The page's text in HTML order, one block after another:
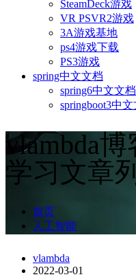
SteamDeck游戏
VR PSVR2游戏
3A游戏基地
ps4游戏下载
PS3游戏
spring中文文档
spring6中文文档
springboot3中
vlambda博
学习文章
首页
人工智能
vlambda
2022-03-01